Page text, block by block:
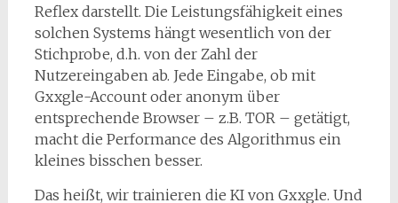
Reflex darstellt. Die Leistungsfähigkeit eines
solchen Systems hängt wesentlich von der
Stichprobe, d.h. von der Zahl der
Nutzereingaben ab. Jede Eingabe, ob mit
Gxxgle-Account oder anonym über
entsprechende Browser – z.B. TOR – getätigt,
macht die Performance des Algorithmus ein
kleines bisschen besser.
Das heißt, wir trainieren die KI von Gxxgle. Und